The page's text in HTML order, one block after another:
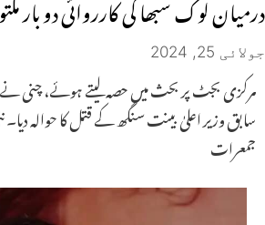
جولائی 25, 2024
مرکزی بجٹ پر بحث میں حصہ لیتے ہوئے، چنی
سابق وزیر اعلیٰ بینت سنگھ کے قتل کا حوالہ دیا۔
جمعرات